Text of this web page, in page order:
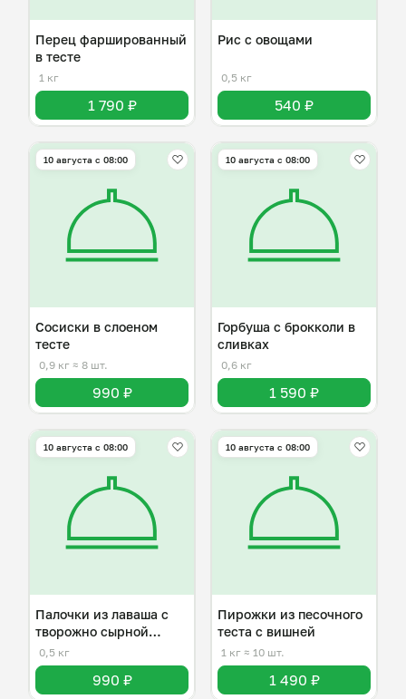
Перец фаршированный
в тесте
1 кг
1 790 ₽
Рис с овощами
0,5 кг
540 ₽
10 августа с 08:00
Сосиски в слоеном
тесте
0,9 кг ≈ 8 шт.
990 ₽
10 августа с 08:00
Горбуша с брокколи в
сливках
0,6 кг
1 590 ₽
10 августа с 08:00
Палочки из лаваша с
творожно сырной
начинкой
0,5 кг
990 ₽
10 августа с 08:00
Пирожки из песочного
теста с вишней
1 кг ≈ 10 шт.
1 490 ₽